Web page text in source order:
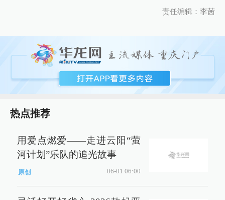
责任编辑：李茜
热点推荐
用爱点燃爱——走进云阳“萤
河计划”乐队的追光故事
原创 06-01 06:00